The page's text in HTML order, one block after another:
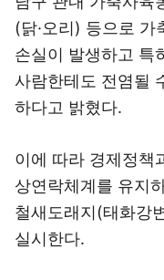
(닭·오리) 등으로
손실이 발생하고 특
사람한테도 전염될
하다고 밝혔다.
이에 따라 경제정책
상연락체계를 유지
철새도래지(태화강
실시한다.